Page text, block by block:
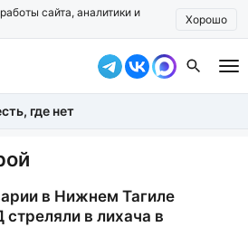
сайта, аналитики и
Хорошо
где нет
в Нижнем Тагиле
в лихача в